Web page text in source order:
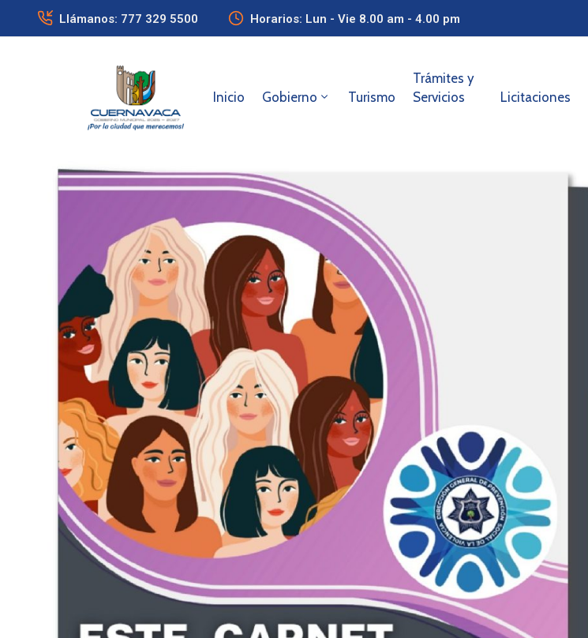
Llámanos: 777 329 5500 Horarios: Lun - Vie 8.00 am - 4.00 pm
Inicio Gobierno Turismo
Trámites y
Servicios
Licitaciones